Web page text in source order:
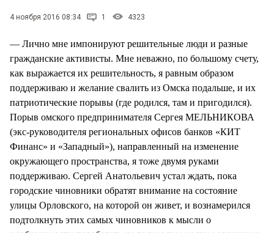
4 ноября 2016 08:34 1 4323
— Лично мне импонируют решительные люди и разные
гражданские активисты. Мне неважно, по большому счету,
как выражается их решительность, я равным образом
поддерживаю и желание свалить из Омска подальше, и их
патриотические порывы (где родился, там и пригодился).
Порыв омского предпринимателя Сергея МЕЛЬНИКОВА
(экс-руководителя региональных офисов банков «КИТ
Финанс» и «Западный»), направленный на изменение
окружающего пространства, я тоже двумя руками
поддерживаю. Сергей Анатольевич устал ждать, пока
городские чиновники обратят внимание на состояние
улицы Орловского, на которой он живет, и вознамерился
подтолкнуть этих самых чиновников к мысли о